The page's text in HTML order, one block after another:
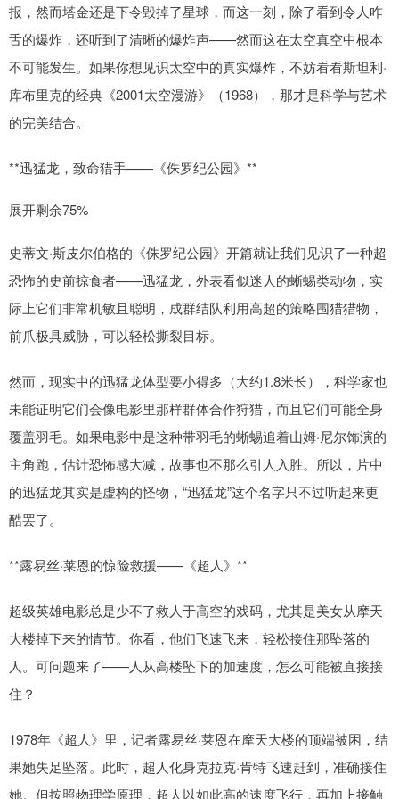
报，然而塔金还是下令毁掉了星球，而这一刻，除了看到令人咋
舌的爆炸，还听到了清晰的爆炸声——然而这在太空真空中根本
不可能发生。如果你想见识太空中的真实爆炸，不妨看看斯坦利·
库布里克的经典《2001太空漫游》（1968），那才是科学与艺术
的完美结合。
**迅猛龙，致命猎手——《侏罗纪公园》**
展开剩余75%
史蒂文·斯皮尔伯格的《侏罗纪公园》开篇就让我们见识了一种超
恐怖的史前掠食者——迅猛龙，外表看似迷人的蜥蜴类动物，实
际上它们非常机敏且聪明，成群结队利用高超的策略围猎猎物，
前爪极具威胁，可以轻松撕裂目标。
然而，现实中的迅猛龙体型要小得多（大约1.8米长），科学家也
未能证明它们会像电影里那样群体合作狩猎，而且它们可能全身
覆盖羽毛。如果电影中是这种带羽毛的蜥蜴追着山姆·尼尔饰演的
主角跑，估计恐怖感大减，故事也不那么引人入胜。所以，片中
的迅猛龙其实是虚构的怪物，“迅猛龙”这个名字只不过听起来更
酷罢了。
**露易丝·莱恩的惊险救援——《超人》**
超级英雄电影总是少不了救人于高空的戏码，尤其是美女从摩天
大楼掉下来的情节。你看，他们飞速飞来，轻松接住那坠落的
人。可问题来了——人从高楼坠下的加速度，怎么可能被直接接
住？
1978年《超人》里，记者露易丝·莱恩在摩天大楼的顶端被困，结
果她失足坠落。此时，超人化身克拉克·肯特飞速赶到，准确接住
她。但按照物理学原理，超人以如此高的速度飞行，再加上接触